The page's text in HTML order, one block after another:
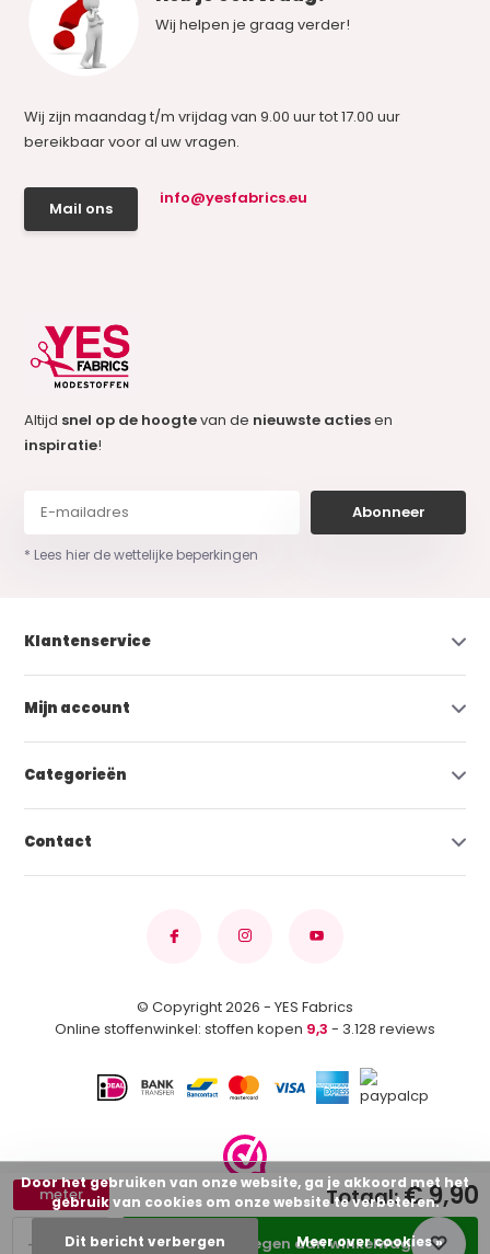
+
-
meter
Toevoegen aan winkelwagen
Totaal:€ 9,90
Wij helpen je graag verder!
Wij zijn maandag t/m vrijdag van 9.00 uur tot 17.00 uur
bereikbaar voor al uw vragen.
Mail ons
info@yesfabrics.eu
Altijd snel op de hoogtevan de nieuwste actiesen
inspiratie!
Abonneer
* Lees hier de wettelijke beperkingen
Klantenservice
Mijn account
Categorieën
Contact
© Copyright 2026 - YES Fabrics
Online stoffenwinkel: stoffen kopen 9,3 - 3.128 reviews
Door het gebruiken van onze website, ga je akkoord met het
gebruik van cookies om onze website te verbeteren.
Dit bericht verbergen Meer over cookies »